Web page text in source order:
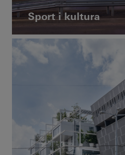
Sport i kultura